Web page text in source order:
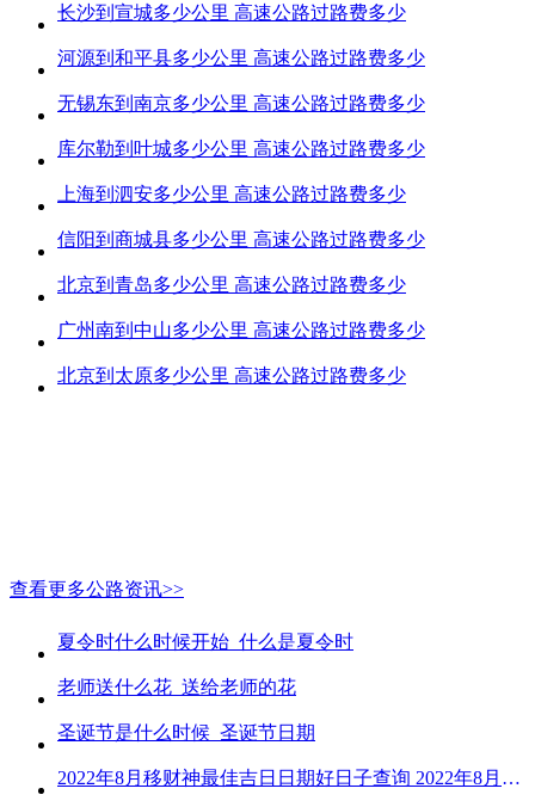
长沙到宣城多少公里 高速公路过路费多少
河源到和平县多少公里 高速公路过路费多少
无锡东到南京多少公里 高速公路过路费多少
库尔勒到叶城多少公里 高速公路过路费多少
上海到泗安多少公里 高速公路过路费多少
信阳到商城县多少公里 高速公路过路费多少
北京到青岛多少公里 高速公路过路费多少
广州南到中山多少公里 高速公路过路费多少
北京到太原多少公里 高速公路过路费多少
查看更多公路资讯>>
夏令时什么时候开始_什么是夏令时
老师送什么花_送给老师的花
圣诞节是什么时候_圣诞节日期
2022年8月移财神最佳吉日日期好日子查询 2022年8月移财神吉日一览